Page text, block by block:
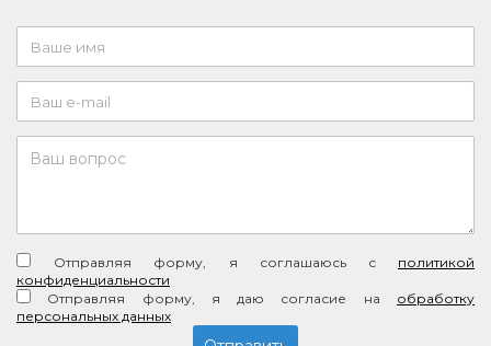
Отправляя форму, я соглашаюсь c политикой
конфиденциальности
Отправляя форму, я даю согласие на обработку
персональных данных